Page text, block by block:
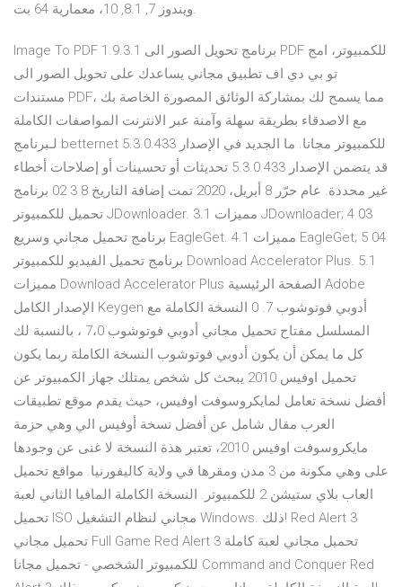
ويندوز 7, 8.1, 10، معمارية 64 بت.
Image To PDF 1.9.3.1 برنامج تحويل الصور الى PDF للكمبيوتر، امج
تو بي دي اف تطبيق مجاني يساعدك على تحويل الصور الى
مستندات PDF، مما يسمح لك بمشاركة الوثائق المصورة الخاصة بك
مع الاصدقاء بطريقة سهلة وآمنة عبر الانترنت المواصفات الكاملة
لـبرنامج betternet للكمبيوتر مجانا. ما الجديد في الإصدار 5.3.0.433
قد يتضمن الإصدار 5.3.0.433 تحديثات أو تحسينات أو إصلاحات أخطاء
غير محددة. عام حرّر 8 أبريل، 2020 تمت إضافة التاريخ 8 3 02 برنامج
تحميل للكمبيوتر JDownloader. 3.1 مميزات JDownloader; 4 03
برنامج تحميل مجاني وسريع EagleGet. 4.1 مميزات EagleGet; 5 04
برنامج تحميل الفيديو للكمبيوتر Download Accelerator Plus. 5.1
مميزات Download Accelerator Plus الصفحة الرئيسية Adobe
الإصدار الكامل Keygen أدوبي فوتوشوب 7. 0 النسخة الكاملة مع
المسلسل مفتاح تحميل مجاني أدوبي فوتوشوب 7،0 ، بالنسبة لك
كل ما يمكن أن يكون أدوبي فوتوشوب النسخة الكاملة ربما يكون
تحميل اوفيس 2010 يبحث كل شخص يمتلك جهاز الكمبيوتر عن
أفضل نسخة تعامل لمايكروسوفت اوفيس، حيث يقدم موقع تطبيقات
العرب مقال شامل عن أفضل نسخة أوفيس الي وهي حزمة
مايكروسوفت اوفيس 2010، تعتبر هذة النسخة لا غنى عن وجودها
على وهي مكونة من 3 مدن ومقرها في ولاية كاليفورنيا. مواقع تحميل
العاب بلاي ستيشن 2 للكمبيوتر. النسخة الكاملة المافيا الثاني لعبة
تحميل ISO مجاني لنظام التشغيل Windows. ذلك! Red Alert 3
تحميل مجاني Full Game Red Alert 3 تحميل مجاني لعبة كاملة
للكمبيوتر الشخصي - تحميل مجانا Command and Conquer Red